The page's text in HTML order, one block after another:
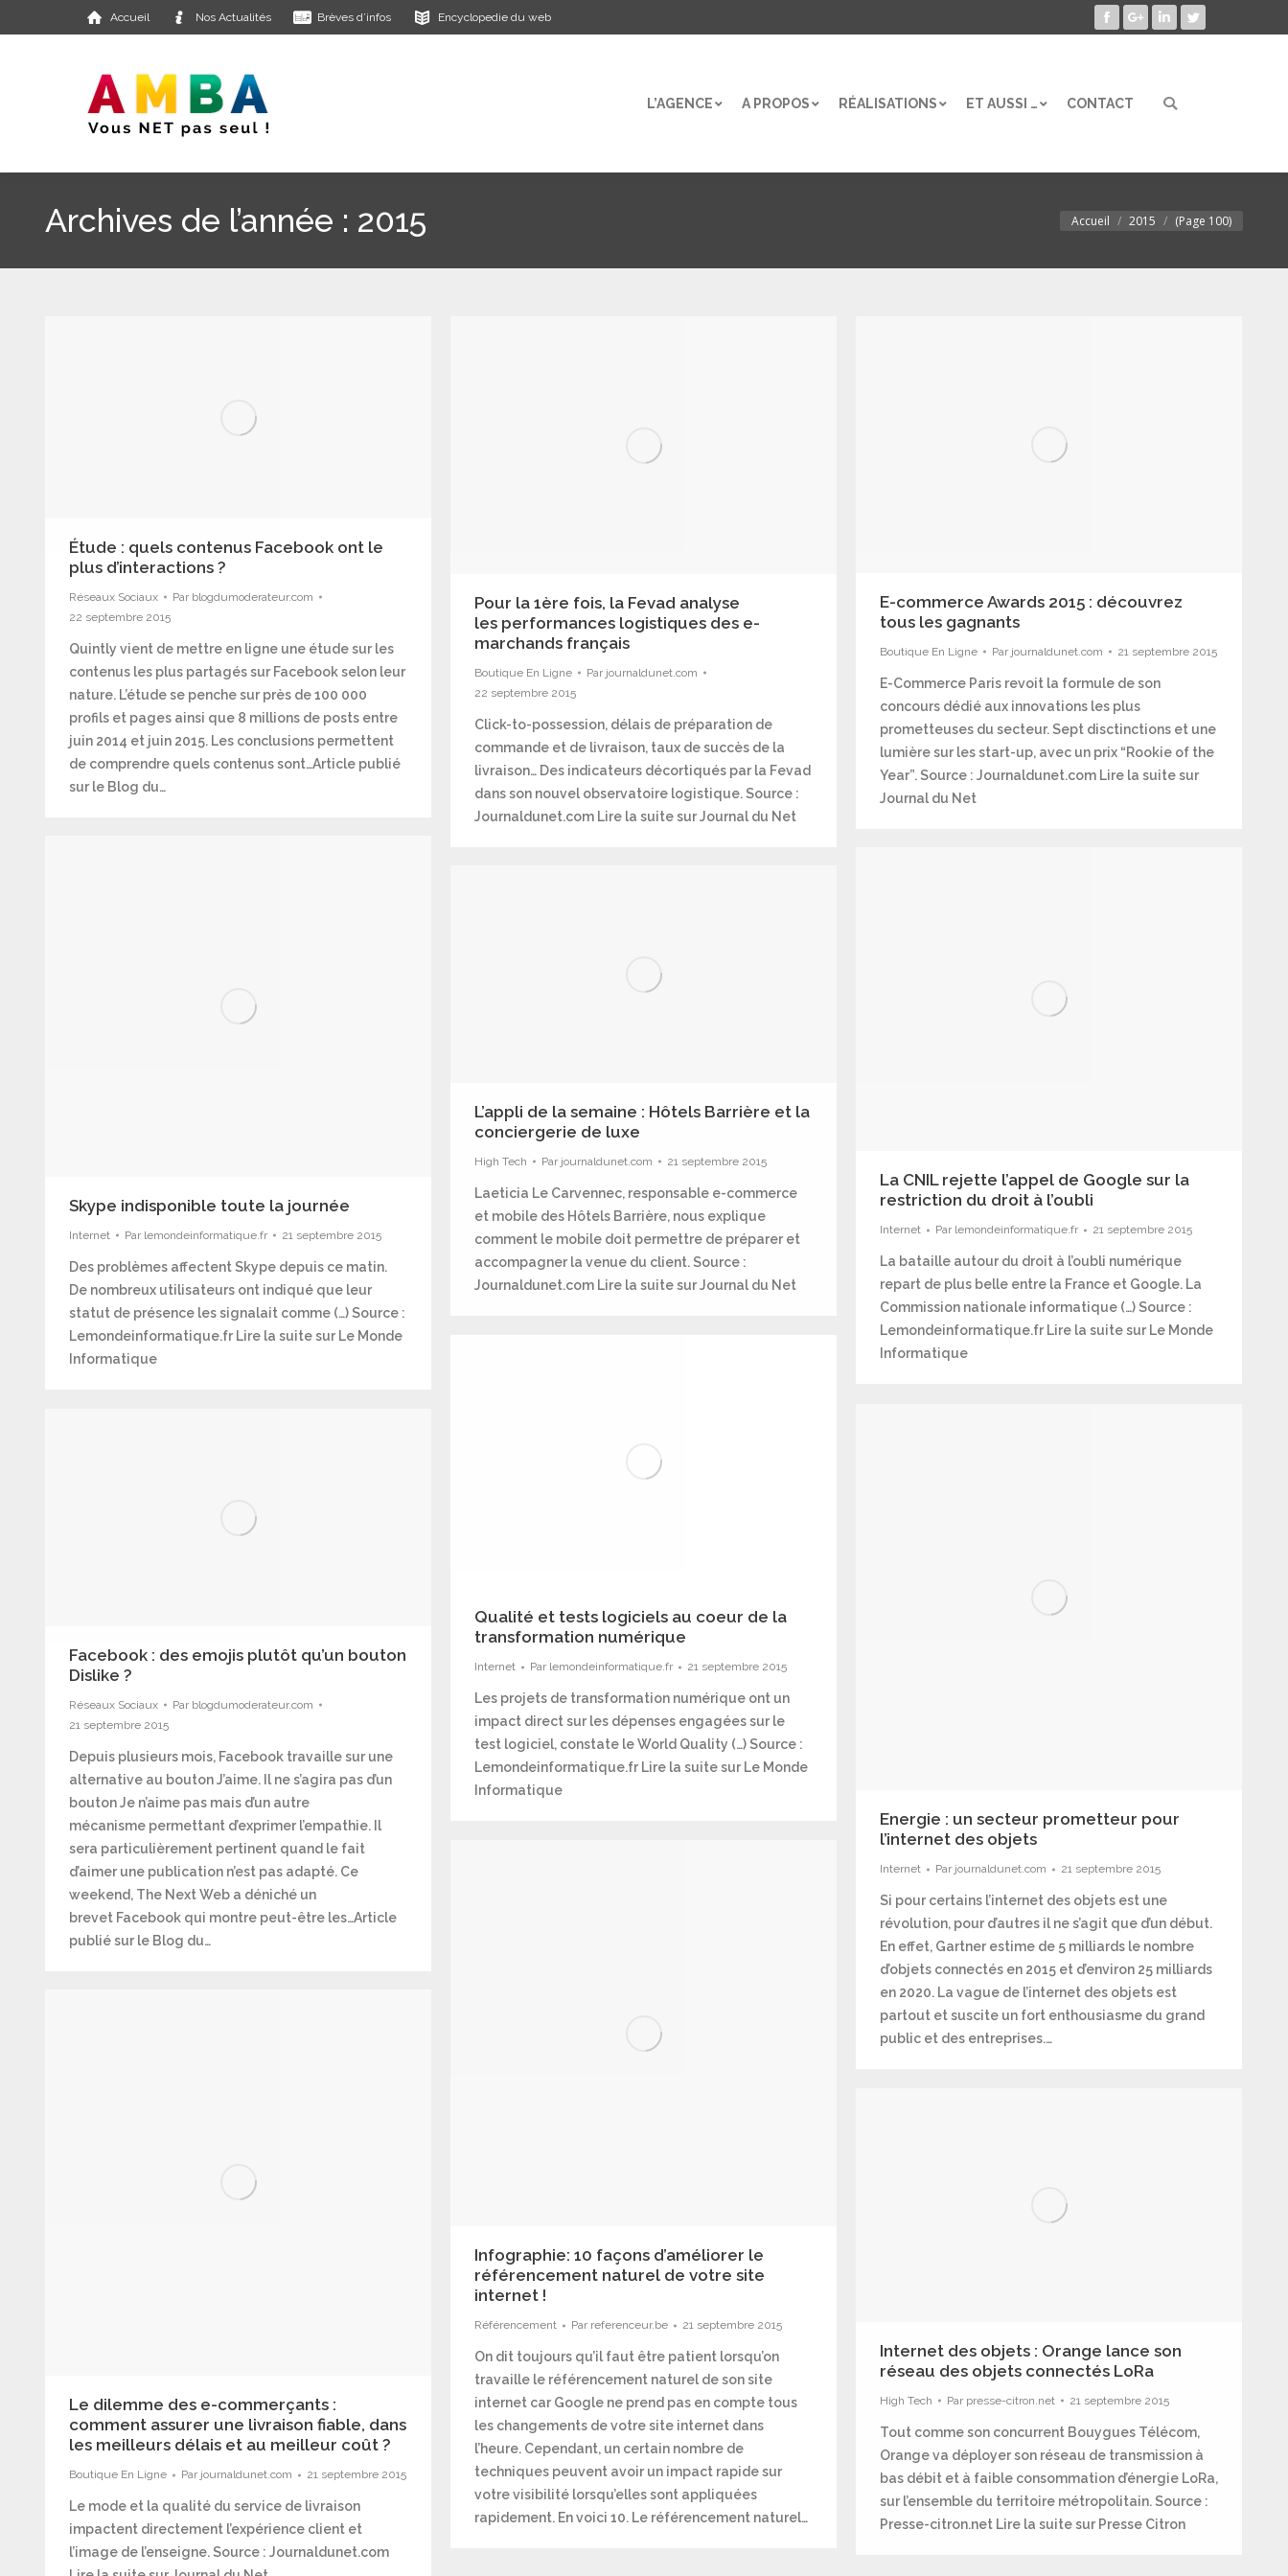
Accueil Nos Actualités Brèves d’infos Encyclopedie du web
Facebook
Google+LinkedInTwitter
L’AGENCE A PROPOS RÉALISATIONS ET AUSSI … CONTACT Search:
Archives de l’année : 2015 Vous êtes ici :
Accueil 2015 (Page 100)
Étude : quels contenus Facebook ont le
plus d’interactions ?
Réseaux Sociaux Par blogdumoderateur.com
22 septembre 2015
Quintly vient de mettre en ligne une étude sur les
contenus les plus partagés sur Facebook selon leur
nature. L’étude se penche sur près de 100 000
profils et pages ainsi que 8 millions de posts entre
juin 2014 et juin 2015. Les conclusions permettent
de comprendre quels contenus sont…Article publié
sur le Blog du…
Pour la 1ère fois, la Fevad analyse
les performances logistiques des e-
marchands français
Boutique En Ligne Par journaldunet.com
22 septembre 2015
Click-to-possession, délais de préparation de
commande et de livraison, taux de succès de la
livraison… Des indicateurs décortiqués par la Fevad
dans son nouvel observatoire logistique. Source :
Journaldunet.com Lire la suite sur Journal du Net
E-commerce Awards 2015 : découvrez
tous les gagnants
Boutique En Ligne Par journaldunet.com 21 septembre 2015
E-Commerce Paris revoit la formule de son
concours dédié aux innovations les plus
prometteuses du secteur. Sept disctinctions et une
lumière sur les start-up, avec un prix “Rookie of the
Year”. Source : Journaldunet.com Lire la suite sur
Journal du Net
Skype indisponible toute la journée
Internet Par lemondeinformatique.fr 21 septembre 2015
Des problèmes affectent Skype depuis ce matin.
De nombreux utilisateurs ont indiqué que leur
statut de présence les signalait comme (…) Source :
Lemondeinformatique.fr Lire la suite sur Le Monde
Informatique
La CNIL rejette l’appel de Google sur la
restriction du droit à l’oubli
Internet Par lemondeinformatique.fr 21 septembre 2015
La bataille autour du droit à l’oubli numérique
repart de plus belle entre la France et Google. La
Commission nationale informatique (…) Source :
Lemondeinformatique.fr Lire la suite sur Le Monde
Informatique
L’appli de la semaine : Hôtels Barrière et la
conciergerie de luxe
High Tech Par journaldunet.com 21 septembre 2015
Laeticia Le Carvennec, responsable e-commerce
et mobile des Hôtels Barrière, nous explique
comment le mobile doit permettre de préparer et
accompagner la venue du client. Source :
Journaldunet.com Lire la suite sur Journal du Net
Qualité et tests logiciels au coeur de la
transformation numérique
Internet Par lemondeinformatique.fr 21 septembre 2015
Les projets de transformation numérique ont un
impact direct sur les dépenses engagées sur le
test logiciel, constate le World Quality (…) Source :
Lemondeinformatique.fr Lire la suite sur Le Monde
Informatique
Energie : un secteur prometteur pour
l’internet des objets
Internet Par journaldunet.com 21 septembre 2015
Si pour certains l’internet des objets est une
révolution, pour d’autres il ne s’agit que d’un début.
En effet, Gartner estime de 5 milliards le nombre
d’objets connectés en 2015 et d’environ 25 milliards
en 2020. La vague de l’internet des objets est
partout et suscite un fort enthousiasme du grand
public et des entreprises.…
Facebook : des emojis plutôt qu’un bouton
Dislike ?
Réseaux Sociaux Par blogdumoderateur.com
21 septembre 2015
Depuis plusieurs mois, Facebook travaille sur une
alternative au bouton J’aime. Il ne s’agira pas d’un
bouton Je n’aime pas mais d’un autre
mécanisme permettant d’exprimer l’empathie. Il
sera particulièrement pertinent quand le fait
d’aimer une publication n’est pas adapté. Ce
weekend, The Next Web a déniché un
brevet Facebook qui montre peut-être les…Article
publié sur le Blog du…
Infographie: 10 façons d’améliorer le
référencement naturel de votre site
internet !
Référencement Par referenceur.be 21 septembre 2015
On dit toujours qu’il faut être patient lorsqu’on
travaille le référencement naturel de son site
internet car Google ne prend pas en compte tous
les changements de votre site internet dans
l’heure. Cependant, un certain nombre de
techniques peuvent avoir un impact rapide sur
votre visibilité lorsqu’elles sont appliquées
rapidement. En voici 10. Le référencement naturel…
Le dilemme des e-commerçants :
comment assurer une livraison fiable, dans
les meilleurs délais et au meilleur coût ?
Boutique En Ligne Par journaldunet.com 21 septembre 2015
Le mode et la qualité du service de livraison
impactent directement l’expérience client et
l’image de l’enseigne. Source : Journaldunet.com
Internet des objets : Orange lance son
réseau des objets connectés LoRa
High Tech Par presse-citron.net 21 septembre 2015
Tout comme son concurrent Bouygues Télécom,
Orange va déployer son réseau de transmission à
bas débit et à faible consommation d’énergie LoRa,
sur l’ensemble du territoire métropolitain. Source :
Presse-citron.net Lire la suite sur Presse Citron